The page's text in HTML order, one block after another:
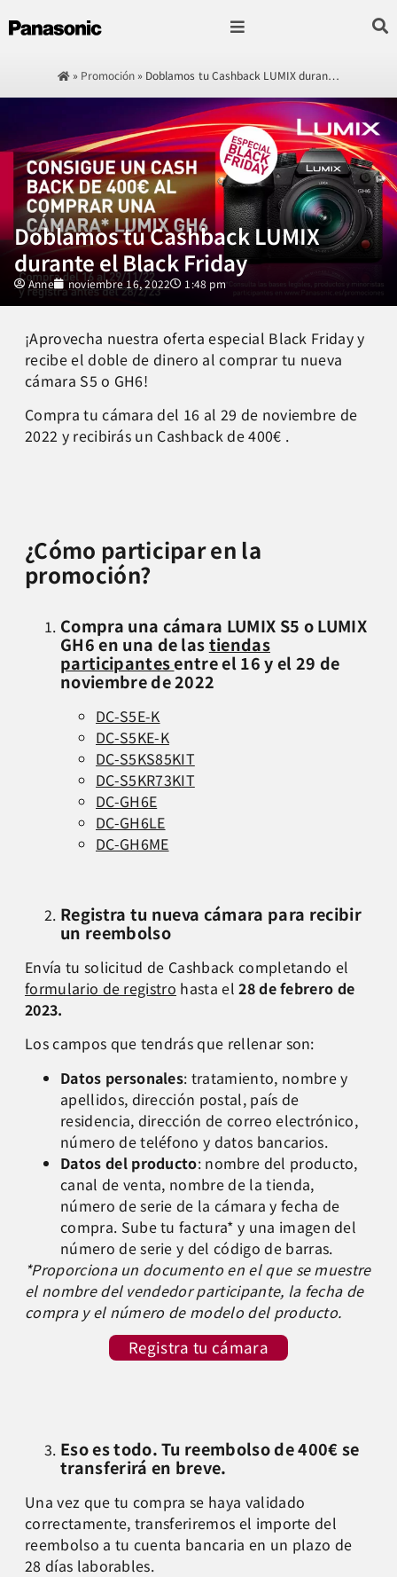
» Promoción » Doblamos tu Cashback LUMIX duran…
Doblamos tu Cashback LUMIX
durante el Black Friday
Anne noviembre 16, 2022 1:48 pm
¡Aprovecha nuestra oferta especial Black Friday y
recibe el doble de dinero al comprar tu nueva
cámara S5 o GH6!
Compra tu cámara del 16 al 29 de noviembre de
2022 y recibirás un Cashback de 400€ .
¿Cómo participar en la
promoción?
Compra una cámara LUMIX S5 o LUMIX
GH6 en una de lastiendas
participantesentre el 16 y el 29 de
noviembre de 2022
DC-S5E-K
DC-S5KE-K
DC-S5KS85KIT
DC-S5KR73KIT
DC-GH6E
DC-GH6LE
DC-GH6ME
Registra tu nueva cámara para recibir
un reembolso
Envía tu solicitud de Cashback completando el
formulario de registro hasta el28 de febrero de
2023.
Los campos que tendrás que rellenar son:
Datos personales: tratamiento, nombre y
apellidos, dirección postal, país de
residencia, dirección de correo electrónico,
número de teléfono y datos bancarios.
Datos del producto: nombre del producto,
canal de venta, nombre de la tienda,
número de serie de la cámara y fecha de
compra. Sube tu factura* y una imagen del
número de serie y del código de barras.
*Proporciona un documento en el que se muestre
el nombre del vendedor participante, la fecha de
compra y el número de modelo del producto.
Registra tu cámara
Eso es todo. Tu reembolso de 400€ se
transferirá en breve.
Una vez que tu compra se haya validado
correctamente, transferiremos el importe del
reembolso a tu cuenta bancaria en un plazo de
28 días laborables.